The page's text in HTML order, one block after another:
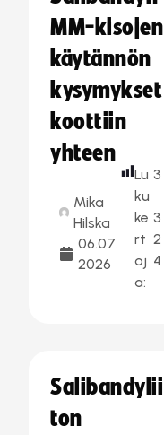
MM-kisojen
käytännön
kysymykset
koottiin
yhteen
Mika
Hilska
06.07.
2026
Lu
ku
ke
rt
oj
a:
3
3
2
4
Salibandylii
ton